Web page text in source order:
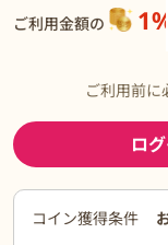
ご利用金額の 1%
ご利用前に
ロ
コイン獲得条件